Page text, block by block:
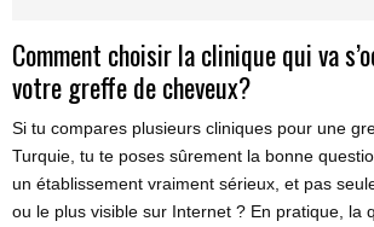
Comment choisir la clinique qui va
votre greffe de cheveux?
Si tu compares plusieurs cliniques pour une
Turquie, tu te poses sûrement la bonne
un établissement vraiment sérieux, et pas
ou le plus visible sur Internet ? En pratique, la